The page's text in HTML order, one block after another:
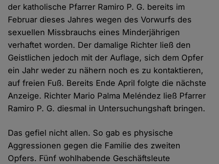
der katholische Pfarrer Ramiro P. G. bereits im
Februar dieses Jahres wegen des Vorwurfs des
sexuellen Missbrauchs eines Minderjährigen
verhaftet worden. Der damalige Richter ließ den
Geistlichen jedoch mit der Auflage, sich dem Opfer
ein Jahr weder zu nähern noch es zu kontaktieren,
auf freien Fuß. Bereits Ende April folgte die nächste
Anzeige. Richter Mario Palma Meléndez ließ Pfarrer
Ramiro P. G. diesmal in Untersuchungshaft bringen.
Das gefiel nicht allen. So gab es physische
Aggressionen gegen die Familie des zweiten
Opfers. Fünf wohlhabende Geschäftsleute